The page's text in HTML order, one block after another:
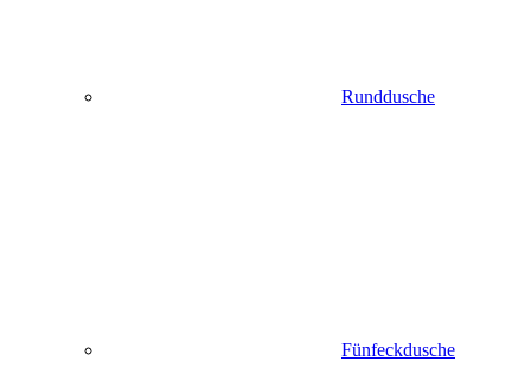
Runddusche
Fünfeckdusche